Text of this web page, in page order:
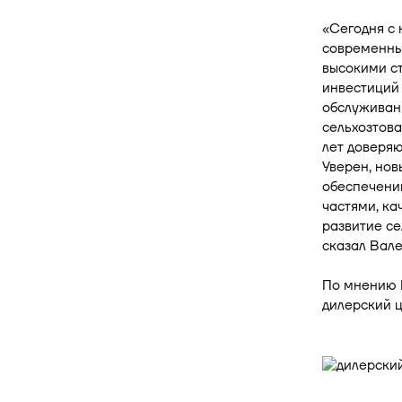
«Сегодня
высокими
лет
Уверен,
частями,
развитие
сказал
По мнению
дилерский